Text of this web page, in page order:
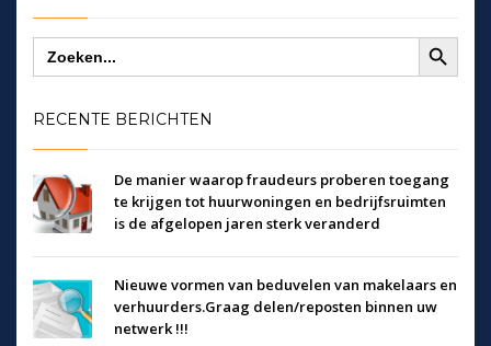
Zoek
naar:
Zoekknop
RECENTE BERICHTEN
De manier waarop fraudeurs proberen toegang
te krijgen tot huurwoningen en bedrijfsruimten
is de afgelopen jaren sterk veranderd
Nieuwe vormen van beduvelen van makelaars en
verhuurders.Graag delen/reposten binnen uw
netwerk !!!